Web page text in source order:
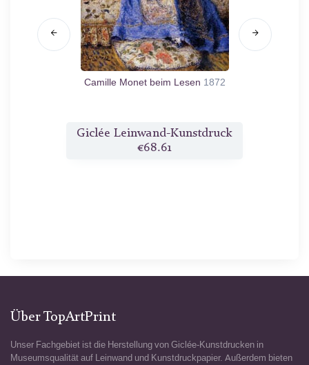
Camille Monet beim Lesen 1872
Giclée Leinwand-Kunstdruck
€68.61
Über TopArtPrint
Unser Fachgebiet ist die Herstellung von Giclée-Kunstdrucken in
Museumsqualität auf Leinwand und Kunstdruckpapier. Außerdem bieten